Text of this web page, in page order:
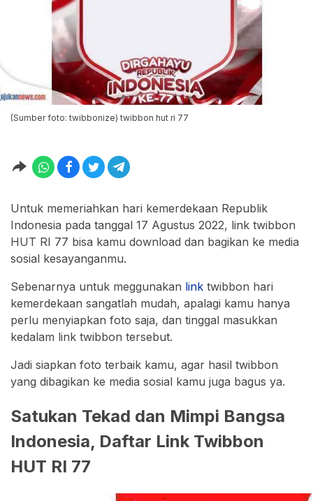
(Sumber foto: twibbonize) twibbon hut ri 77
Untuk memeriahkan hari kemerdekaan Republik
Indonesia pada tanggal 17 Agustus 2022, link twibbon
HUT RI 77 bisa kamu download dan bagikan ke media
sosial kesayanganmu.
Sebenarnya untuk meggunakan link twibbon hari
kemerdekaan sangatlah mudah, apalagi kamu hanya
perlu menyiapkan foto saja, dan tinggal masukkan
kedalam link twibbon tersebut.
Jadi siapkan foto terbaik kamu, agar hasil twibbon
yang dibagikan ke media sosial kamu juga bagus ya.
Satukan Tekad dan Mimpi Bangsa
Indonesia, Daftar Link Twibbon
HUT RI 77